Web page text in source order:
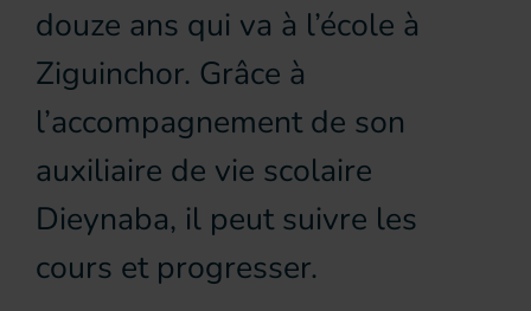
douze ans qui va à l’école à
Ziguinchor. Grâce à
l’accompagnement de son
auxiliaire de vie scolaire
Dieynaba, il peut suivre les
cours et progresser.